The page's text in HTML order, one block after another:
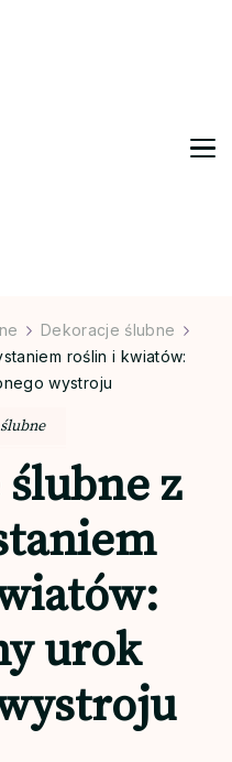
Dekoracje ślubne
roślin i kwiatów:
wystroju
z
urok